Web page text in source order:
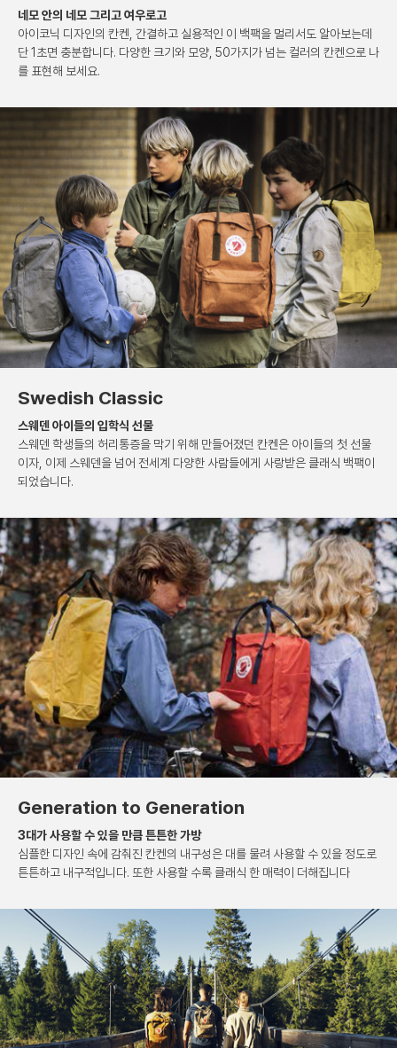
네모 안의 네모 그리고 여우로고
아이코닉 디자인의 칸켄, 간결하고 실용적인 이 백팩을 멀리서도 알아보는데
단 1초면 충분합니다. 다양한 크기와 모양, 50가지가 넘는 컬러의 칸켄으로 나
를 표현해 보세요.
Swedish Classic
스웨덴 아이들의 입학식 선물
스웨덴 학생들의 허리통증을 막기 위해 만들어졌던 칸켄은 아이들의 첫 선물
이자, 이제 스웨덴을 넘어 전세계 다양한 사람들에게 사랑받은 클래식 백팩이
되었습니다.
Generation to Generation
3대가 사용할 수 있을 만큼 튼튼한 가방
심플한 디자인 속에 감춰진 칸켄의 내구성은 대를 물려 사용할 수 있을 정도로
튼튼하고 내구적입니다. 또한 사용할 수록 클래식 한 매력이 더해집니다